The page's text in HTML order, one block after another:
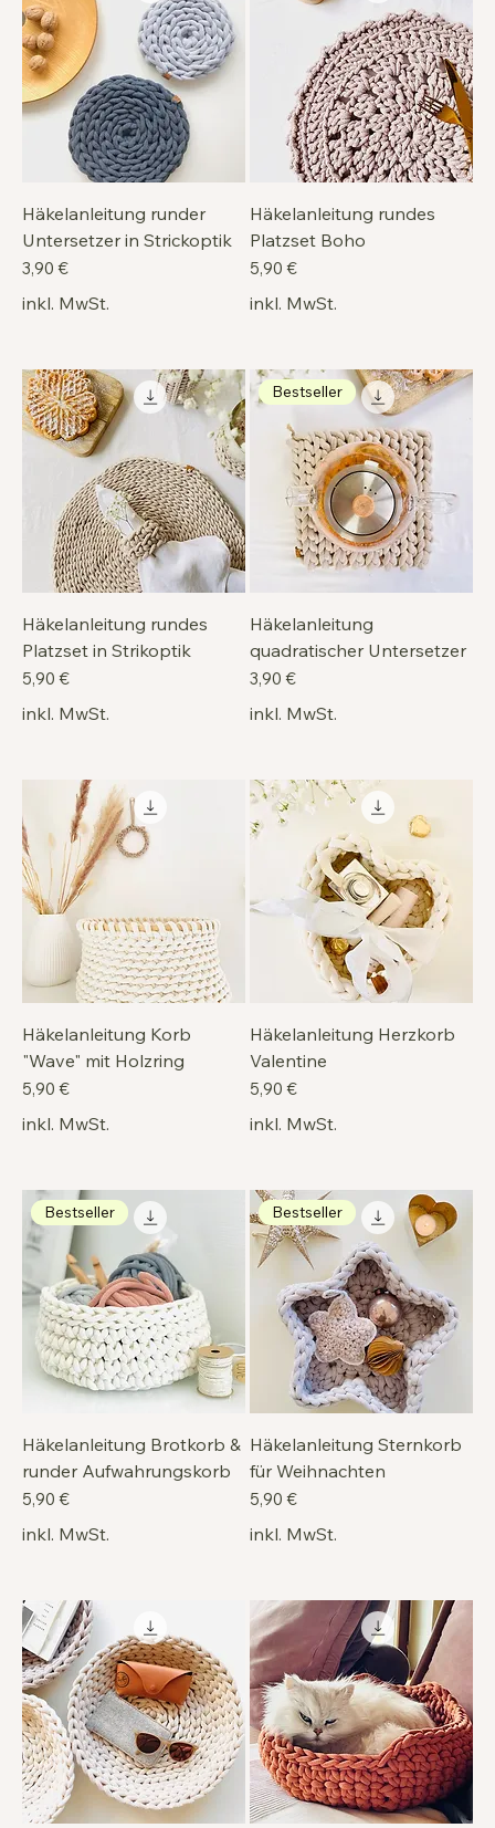
Häkelanleitung runder
Untersetzer in Strickoptik
Preis
3,90 €
inkl. MwSt.
Häkelanleitung rundes
Platzset Boho
Preis
5,90 €
inkl. MwSt.
Häkelanleitung rundes
Platzset in Strikoptik
Preis
5,90 €
inkl. MwSt.
Bestseller
Häkelanleitung
quadratischer Untersetzer
Preis
3,90 €
inkl. MwSt.
Häkelanleitung Korb
"Wave" mit Holzring
Preis
5,90 €
inkl. MwSt.
Häkelanleitung Herzkorb
Valentine
Preis
5,90 €
inkl. MwSt.
Bestseller
Häkelanleitung Brotkorb &
runder Aufwahrungskorb
Preis
5,90 €
inkl. MwSt.
Bestseller
Häkelanleitung Sternkorb
für Weihnachten
Preis
5,90 €
inkl. MwSt.